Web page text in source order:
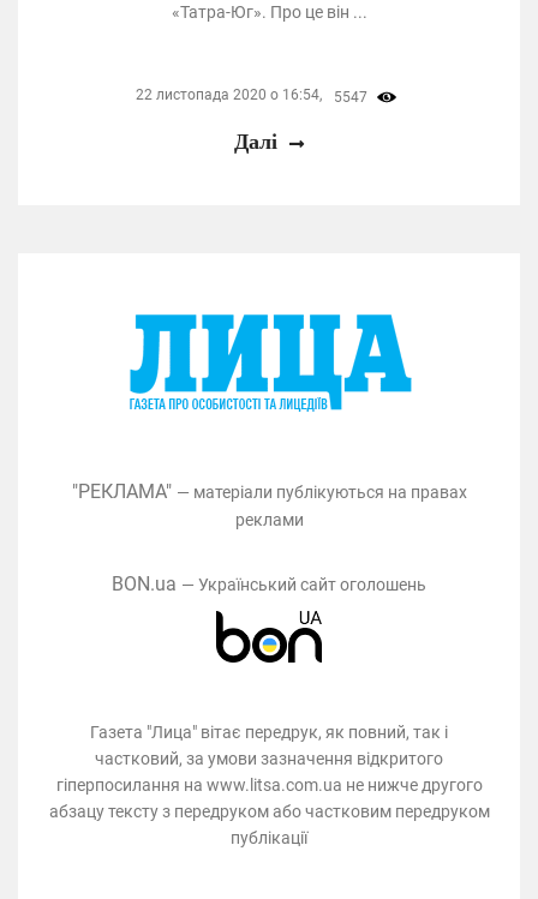
«Татра-Юг». Про це він ...
22 листопада 2020 о 16:54, 5547
Далі
"РЕКЛАМА" — матеріали публікуються на правах
реклами
BON.ua — Український сайт оголошень
Газета "Лица" вітає передрук, як повний, так і
частковий, за умови зазначення відкритого
гіперпосилання на www.litsa.com.ua не нижче другого
абзацу тексту з передруком або частковим передруком
публікації